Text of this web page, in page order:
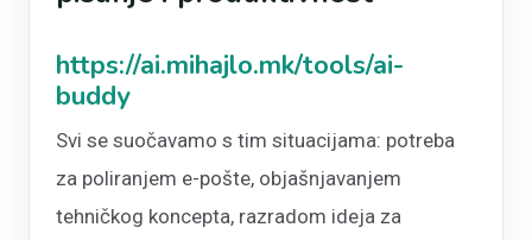
https://ai.mihajlo.mk/tools/ai-
buddy
Svi se suočavamo s tim situacijama: potreba
za poliranjem e-pošte, objašnjavanjem
tehničkog koncepta, razradom ideja za